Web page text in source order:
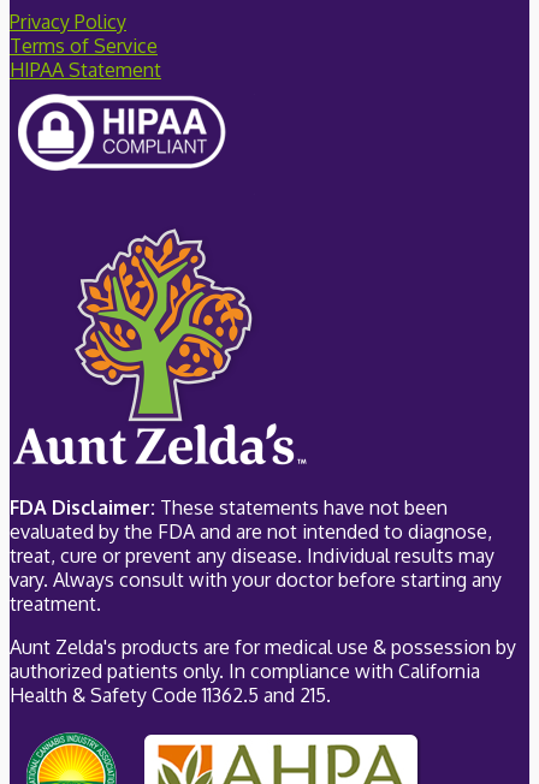
Privacy Policy
Terms of Service
HIPAA Statement
FDA Disclaimer: These statements have not been
evaluated by the FDA and are not intended to diagnose,
treat, cure or prevent any disease. Individual results may
vary. Always consult with your doctor before starting any
treatment.
Aunt Zelda's products are for medical use & possession by
authorized patients only. In compliance with California
Health & Safety Code 11362.5 and 215.